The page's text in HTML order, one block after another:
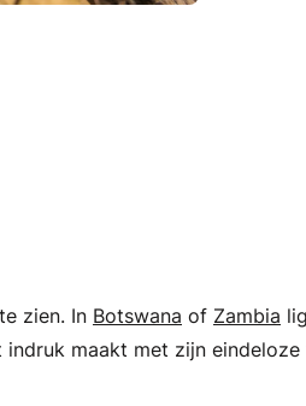
zien. In Botswana of Zambia
indruk maakt met zijn